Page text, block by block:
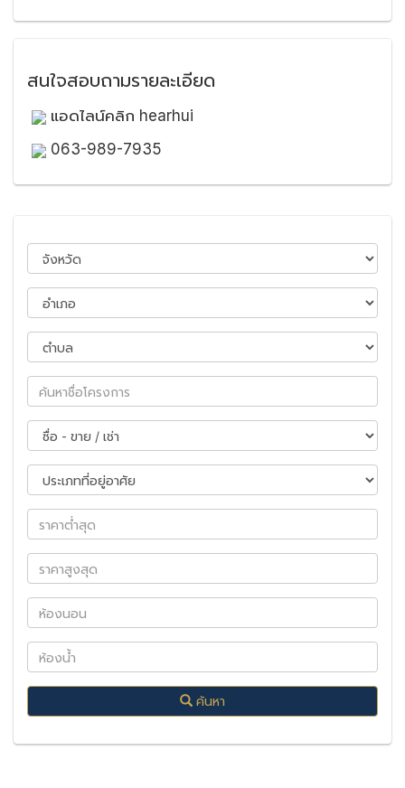
สนใจสอบถามรายละเอียด
แอดไลน์คลิก hearhui
063-989-7935
ค้นหา